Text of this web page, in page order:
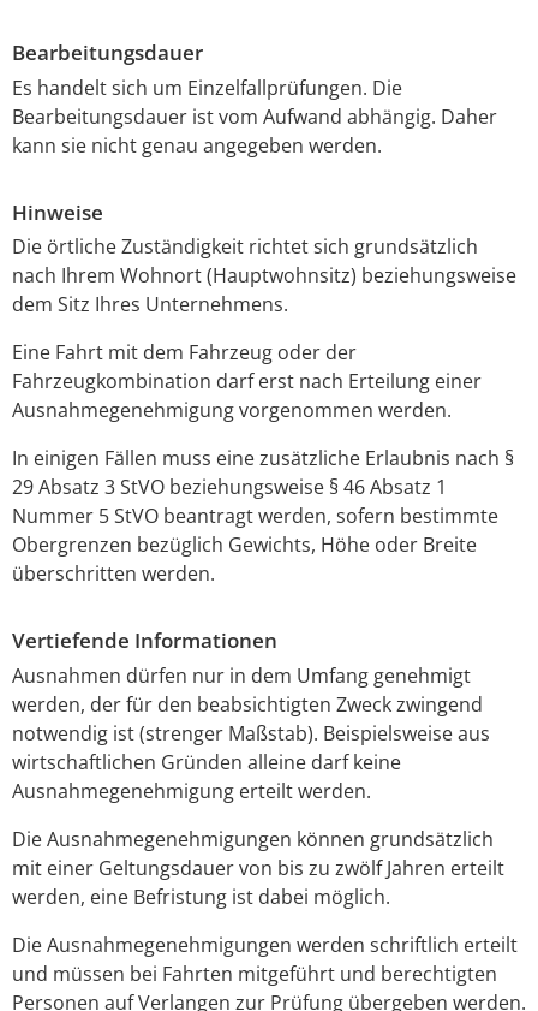
Bearbeitungsdauer
Es handelt sich um Einzelfallprüfungen. Die
Bearbeitungsdauer ist vom Aufwand abhängig. Daher
kann sie nicht genau angegeben werden.
Hinweise
Die örtliche Zuständigkeit richtet sich grundsätzlich
nach Ihrem Wohnort (Hauptwohnsitz) beziehungsweise
dem Sitz Ihres Unternehmens.
Eine Fahrt mit dem Fahrzeug oder der
Fahrzeugkombination darf erst nach Erteilung einer
Ausnahmegenehmigung vorgenommen werden.
In einigen Fällen muss eine zusätzliche Erlaubnis nach §
29 Absatz 3 StVO beziehungsweise § 46 Absatz 1
Nummer 5 StVO beantragt werden, sofern bestimmte
Obergrenzen bezüglich Gewichts, Höhe oder Breite
überschritten werden.
Vertiefende Informationen
Ausnahmen dürfen nur in dem Umfang genehmigt
werden, der für den beabsichtigten Zweck zwingend
notwendig ist (strenger Maßstab). Beispielsweise aus
wirtschaftlichen Gründen alleine darf keine
Ausnahmegenehmigung erteilt werden.
Die Ausnahmegenehmigungen können grundsätzlich
mit einer Geltungsdauer von bis zu zwölf Jahren erteilt
werden, eine Befristung ist dabei möglich.
Die Ausnahmegenehmigungen werden schriftlich erteilt
und müssen bei Fahrten mitgeführt und berechtigten
Personen auf Verlangen zur Prüfung übergeben werden.